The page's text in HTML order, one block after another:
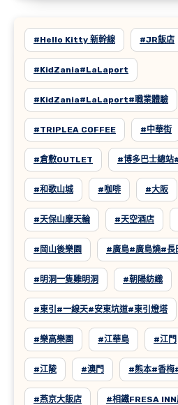
#Hello Kitty 新幹線 #JR飯店
#KidZania#LaLaport
#KidZania#LaLaport#職業體驗
#TRIPLEA COFFEE #中華街
#倉敷OUTLET #博多巴士總站
#和歌山城 #咖啡 #大阪
#天保山摩天輪 #天空酒店
#岡山後樂園 #廣島#廣島燒#長
#明洞一隻雞明洞 #朝陽紡織
#東引#一線天#安東坑道#東引燈塔
#樂高樂園 #江華島 #江門
#江陵 #澳門 #熊本#香梅
#燕京大飯店 #相鐵FRESA